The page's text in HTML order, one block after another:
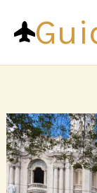
contenu